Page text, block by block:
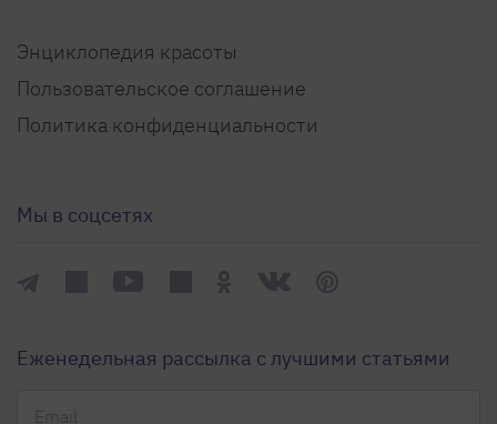
Энциклопедия красоты
Пользовательское соглашение
Политика конфиденциальности
Мы в соцсетях
Еженедельная рассылка с лучшими статьями